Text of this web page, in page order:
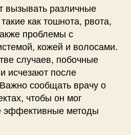
вызывать различные
как тошнота, рвота,
проблемы с
кожей и волосами.
случаев, побочные
исчезают после
сообщать врачу о
чтобы он мог
эффективные методы